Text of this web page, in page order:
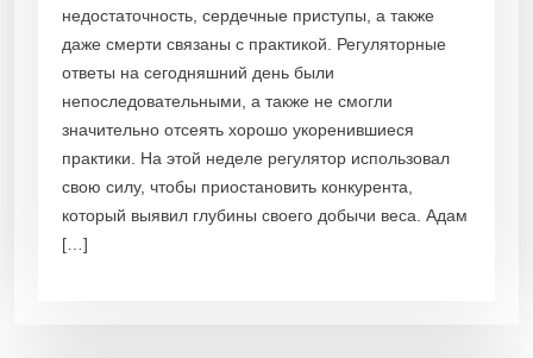
недостаточность, сердечные приступы, а также
даже смерти связаны с практикой. Регуляторные
ответы на сегодняшний день были
непоследовательными, а также не смогли
значительно отсеять хорошо укоренившиеся
практики. На этой неделе регулятор использовал
свою силу, чтобы приостановить конкурента,
который выявил глубины своего добычи веса. Адам
[…]